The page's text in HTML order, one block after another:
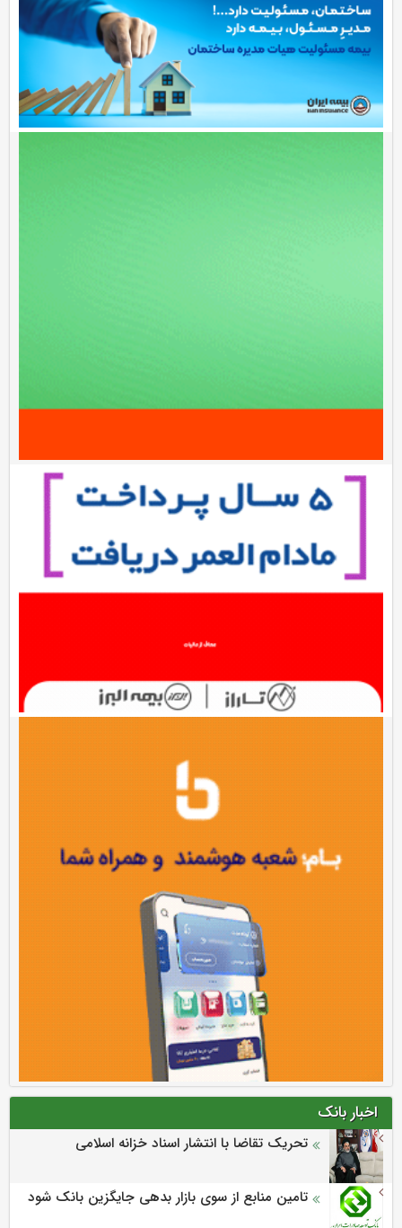
اخبار بانک
تحریک تقاضا با انتشار اسناد خزانه اسلامی
تامین منابع از سوی بازار بدهی جایگزین بانک شود